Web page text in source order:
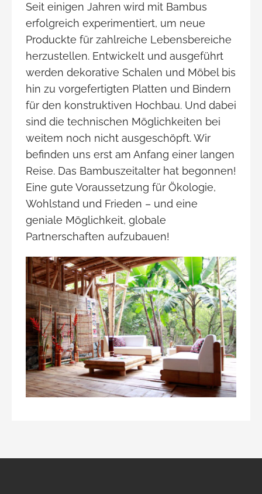
Seit einigen Jahren wird mit Bambus
erfolgreich experimentiert, um neue
Produckte für zahlreiche Lebensbereiche
herzustellen. Entwickelt und ausgeführt
werden dekorative Schalen und Möbel bis
hin zu vorgefertigten Platten und Bindern
für den konstruktiven Hochbau. Und dabei
sind die technischen Möglichkeiten bei
weitem noch nicht ausgeschöpft. Wir
befinden uns erst am Anfang einer langen
Reise. Das Bambuszeitalter hat begonnen!
Eine gute Voraussetzung für Ökologie,
Wohlstand und Frieden – und eine
geniale Möglichkeit, globale
Partnerschaften aufzubauen!